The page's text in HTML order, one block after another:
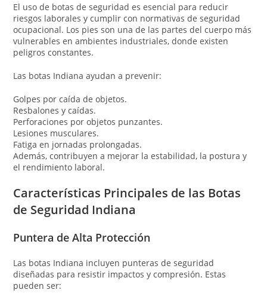
El uso de botas de seguridad es esencial para reducir
riesgos laborales y cumplir con normativas de seguridad
ocupacional. Los pies son una de las partes del cuerpo más
vulnerables en ambientes industriales, donde existen
peligros constantes.
Las botas Indiana ayudan a prevenir:
Golpes por caída de objetos.
Resbalones y caídas.
Perforaciones por objetos punzantes.
Lesiones musculares.
Fatiga en jornadas prolongadas.
Además, contribuyen a mejorar la estabilidad, la postura y
el rendimiento laboral.
Características Principales de las Botas
de Seguridad Indiana
Puntera de Alta Protección
Las botas Indiana incluyen punteras de seguridad
diseñadas para resistir impactos y compresión. Estas
pueden ser: